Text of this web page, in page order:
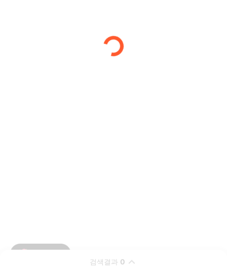
검색결과 0